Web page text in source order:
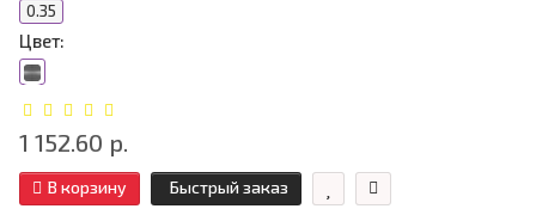
0.35
Цвет:
1 152.60 р.
В корзину Быстрый заказ